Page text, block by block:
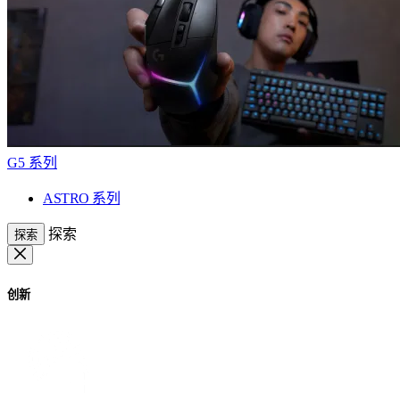
G5 系列
ASTRO 系列
探索 探索
创新